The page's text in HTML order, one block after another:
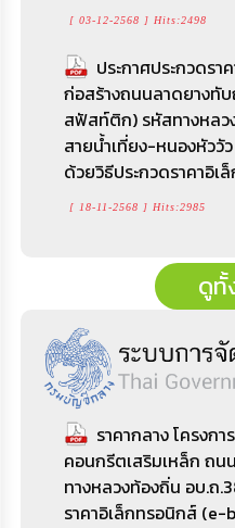
[ 03-12-2568 ] Hits:2498
ประกาศประกวดรา
ก่อสร้างถนนลาดยางทั
สฟัสท์ติก) รหัสทางหล
สายน้ำเที่ยง-หนองหัว
ด้วยวิธีประกวดราคาอิ
[ 18-11-2568 ] Hits:2985
ดูทั้
ราคากลาง โครงก
คอนกรีตเสริมเหล็ก ถน
ทางหลวงท้องถิ่น อบ.ถ
ราคาอิเล็กทรอนิกส์